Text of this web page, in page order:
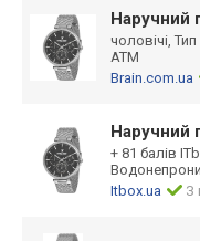
Наручний
чоловічі,
ATM
Brain.com.ua
Наручний
+ 81 балів
Itbox.ua
З